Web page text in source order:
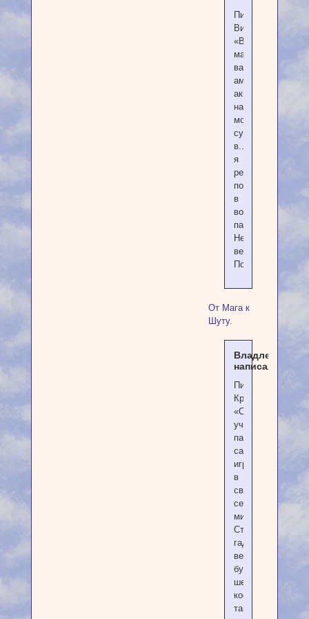
Пишет
Виталик:
«Ваши
манипуляции,
ваши
амбиции,
акции
напоказ
можете
сунуть
в...
я
решил
податься
в
вольные
пастухи.
Не
вернусь.
Пока».
От Мага к
Шуту.
Владлена
написал(а):
Пишет
Кристина:
«Сами
учитесь
пакостям,
сами
играйте
в
свой
сериальный
мир.
Стану
гадалкой,
ведьмой,
буду
шептать
костям
тайны